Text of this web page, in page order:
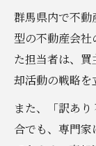
群馬県内で不
型の不動産会社
た担当者は、
却活動の戦略を
また、「訳あ
合でも、専門